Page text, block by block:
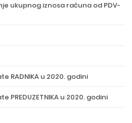
ukupnog iznosa računa od PDV-
RADNIKA u 2020. godini
PREDUZETNIKA u 2020. godini